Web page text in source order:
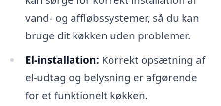
vand- og affløbssystemer, så du kan
bruge dit køkken uden problemer.
El-installation: Korrekt opsætning af
el-udtag og belysning er afgørende
for et funktionelt køkken.